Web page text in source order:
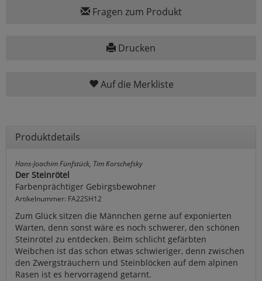
Fragen zum Produkt
Drucken
Auf die Merkliste
Produktdetails
Hans-Joachim Fünfstück, Tim Korschefsky
Der Steinrötel
Farbenprächtiger Gebirgsbewohner
Artikelnummer: FA22SH12
Zum Glück sitzen die Männchen gerne auf exponierten
Warten, denn sonst wäre es noch schwerer, den schönen
Steinrötel zu entdecken. Beim schlicht gefärbten
Weibchen ist das schon etwas schwieriger, denn zwischen
den Zwergsträuchern und Steinblöcken auf dem alpinen
Rasen ist es hervorragend getarnt.